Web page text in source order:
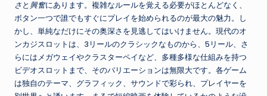
さと 興奮にあります。複雑なルールを覚える必要がほとんどなく、
ボタン一つで誰でもすぐにプレイを始められるのが最大の魅力。し
かし、単純なだけにその奥深さを見逃してはいけません。現代のオ
ンカジスロットは、3リールのクラシックなものから、5リール、さ
らにはメガウェイやクラスターペイなど、多種多様な仕組みを持つ
ビデオスロットまで、そのバリエーションは無限大です。各ゲーム
は独自のテーマ、グラフィック、サウンドで彩られ、プレイヤーを